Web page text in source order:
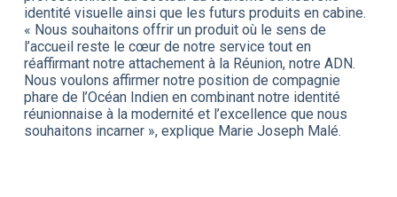
identité visuelle ainsi que les futurs produits en cabine.
« Nous souhaitons offrir un produit où le sens de
l’accueil reste le cœur de notre service tout en
réaffirmant notre attachement à la Réunion, notre ADN.
Nous voulons affirmer notre position de compagnie
phare de l’Océan Indien en combinant notre identité
réunionnaise à la modernité et l’excellence que nous
souhaitons incarner », explique Marie Joseph Malé.